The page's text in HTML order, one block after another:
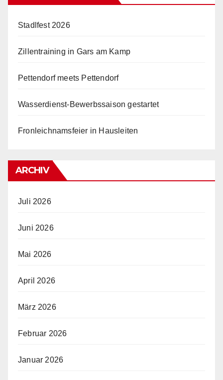
Stadlfest 2026
Zillentraining in Gars am Kamp
Pettendorf meets Pettendorf
Wasserdienst-Bewerbssaison gestartet
Fronleichnamsfeier in Hausleiten
ARCHIV
Juli 2026
Juni 2026
Mai 2026
April 2026
März 2026
Februar 2026
Januar 2026